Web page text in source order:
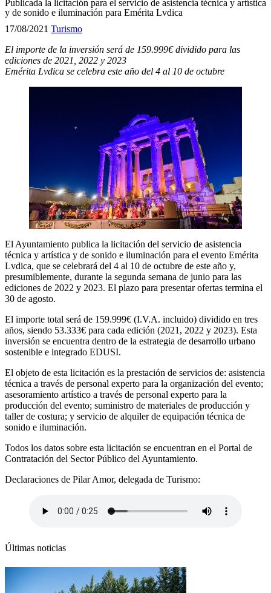
Publicada la licitación para el servicio de asistencia técnica y artística
y de sonido e iluminación para Emérita Lvdica
17/08/2021 Turismo
El importe de la inversión será de 159.999€ dividido para las
ediciones de 2021, 2022 y 2023
Emérita Lvdica se celebra este año del 4 al 10 de octubre
El Ayuntamiento publica la licitación del servicio de asistencia
técnica y artística y de sonido e iluminación para el evento Emérita
Lvdica, que se celebrará del 4 al 10 de octubre de este año y,
presumiblemente, durante la segunda semana de junio para las
ediciones de 2022 y 2023. El plazo para presentar ofertas termina el
30 de agosto.
El importe total será de 159.999€ (I.V.A. incluido) dividido en tres
años, siendo 53.333€ para cada edición (2021, 2022 y 2023). Esta
inversión se encuentra dentro de la estrategia de desarrollo urbano
sostenible e integrado EDUSI.
El objeto de esta licitación es la prestación de servicios de: asistencia
técnica a través de personal experto para la organización del evento;
asesoramiento artístico a través de personal experto para la
producción del evento; suministro de materiales de producción y
taller de costura; y servicio de alquiler de equipación técnica de
sonido e iluminación.
Todos los datos sobre esta licitación se encuentran en el Portal de
Contratación del Sector Público del Ayuntamiento.
Declaraciones de Pilar Amor, delegada de Turismo:
Últimas noticias